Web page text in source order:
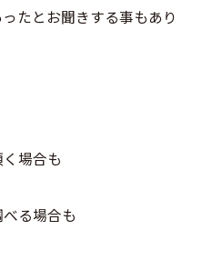
たとお聞きする事もあり
場合も
る場合も